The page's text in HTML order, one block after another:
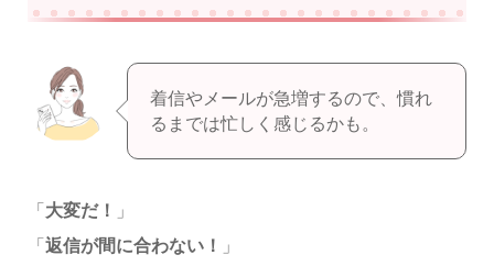
着信やメールが急増するので、慣れ
るまでは忙しく感じるかも。
「 大変だ！
」
「 返信が間に合わない！
」